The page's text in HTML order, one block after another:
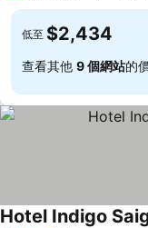
低至 $2,434
查看其他 9 個網站的
Hotel Indigo